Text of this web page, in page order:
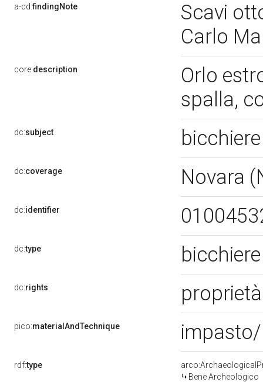
a-cd:findingNote
Scavi
Carlo
core:description
Orlo
spalla,
dc:subject
dc:coverage Novara
dc:identifier
dc:type
dc:rights
pico:materialAndTechnique
rdf:type
Bene Archeologico